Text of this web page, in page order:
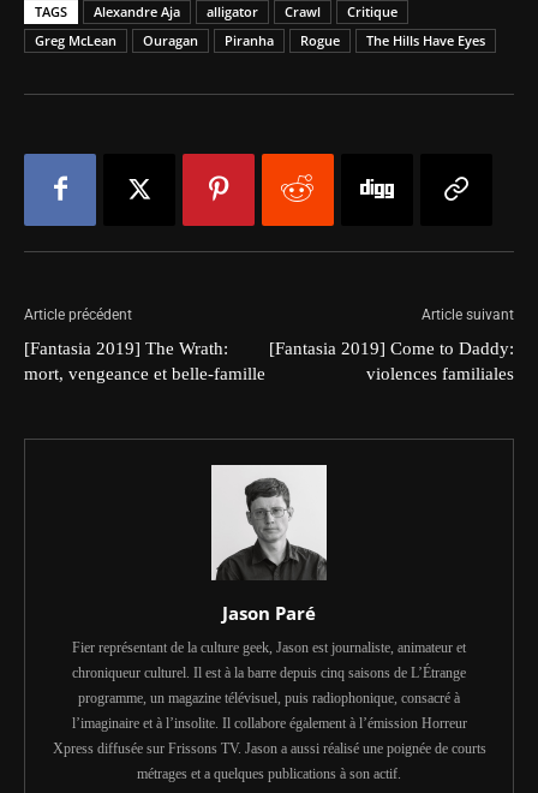
TAGS Alexandre Aja alligator Crawl
Critique
Greg McLean
Ouragan Piranha Rogue The Hills Have Eyes
Article précédent
[Fantasia 2019] The Wrath:
mort, vengeance et belle-famille
Article suivant
[Fantasia 2019] Come to Daddy:
violences familiales
Jason Paré
Fier représentant de la culture geek, Jason est journaliste, animateur et
chroniqueur culturel. Il est à la barre depuis cinq saisons de L’Étrange
programme, un magazine télévisuel, puis radiophonique, consacré à
l’imaginaire et à l’insolite. Il collabore également à l’émission Horreur
Xpress diffusée sur Frissons TV. Jason a aussi réalisé une poignée de courts
métrages et a quelques publications à son actif.